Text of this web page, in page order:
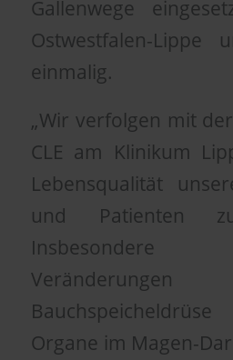
Gallenwege
Ostwestfalen-Lippe
einmalig.
„Wir verfolgen mit
CLE am Klinikum
Lebensqualität
und Patienten
Organe im Magen-